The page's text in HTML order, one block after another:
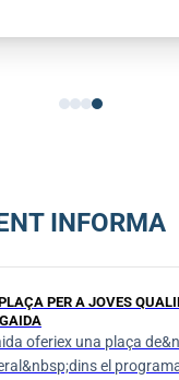
INFORMA
PER A JOVES
oferiex una plaça
el